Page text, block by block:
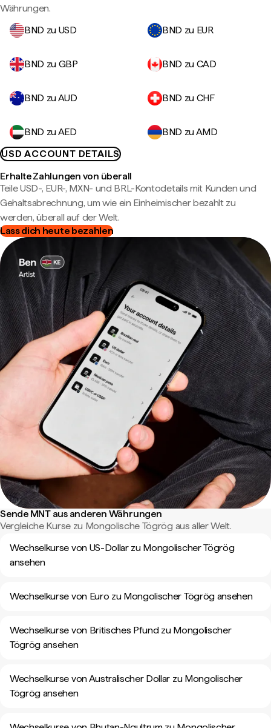
Währungen.
BND zu USD
BND zu EUR
BND zu GBP BND zu CAD
BND zu AUD BND zu CHF
BND zu AED
BND zu AMD
USD ACCOUNT DETAILS
Erhalte Zahlungen von überall
Teile USD-, EUR-, MXN- und BRL-Kontodetails mit Kunden und
Gehaltsabrechnung, um wie ein Einheimischer bezahlt zu
werden, überall auf der Welt.
Lass dich heute bezahlen
Sende MNT aus anderen Währungen
Vergleiche Kurse zu Mongolische Tögrög aus aller Welt.
Wechselkurse von US-Dollar zu Mongolischer Tögrög
ansehen
Wechselkurse von Euro zu Mongolischer Tögrög ansehen
Wechselkurse von Britisches Pfund zu Mongolischer
Tögrög ansehen
Wechselkurse von Australischer Dollar zu Mongolischer
Tögrög ansehen